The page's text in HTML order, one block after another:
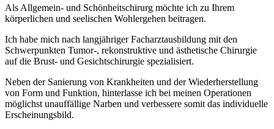
Als Allgemein- und Schönheitschirurg möchte ich zu Ihrem
körperlichen und seelischen Wohlergehen beitragen.
Ich habe mich nach langjähriger Facharztausbildung mit den
Schwerpunkten Tumor-, rekonstruktive und ästhetische Chirurgie
auf die Brust- und Gesichtschirurgie spezialisiert.
Neben der Sanierung von Krankheiten und der Wiederherstellung
von Form und Funktion, hinterlasse ich bei meinen Operationen
möglichst unauffällige Narben und verbessere somit das individuelle
Erscheinungsbild.